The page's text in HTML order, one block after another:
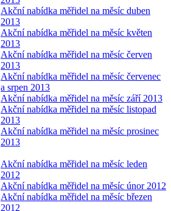
Akční nabídka měřidel na měsíc duben
2013
Akční nabídka měřidel na měsíc květen
2013
Akční nabídka měřidel na měsíc červen
2013
Akční nabídka měřidel na měsíc červenec
a srpen 2013
Akční nabídka měřidel na měsíc září 2013
Akční nabídka měřidel na měsíc listopad
2013
Akční nabídka měřidel na měsíc prosinec
2013
Akční nabídka měřidel na měsíc leden
2012
Akční nabídka měřidel na měsíc únor 2012
Akční nabídka měřidel na měsíc březen
2012